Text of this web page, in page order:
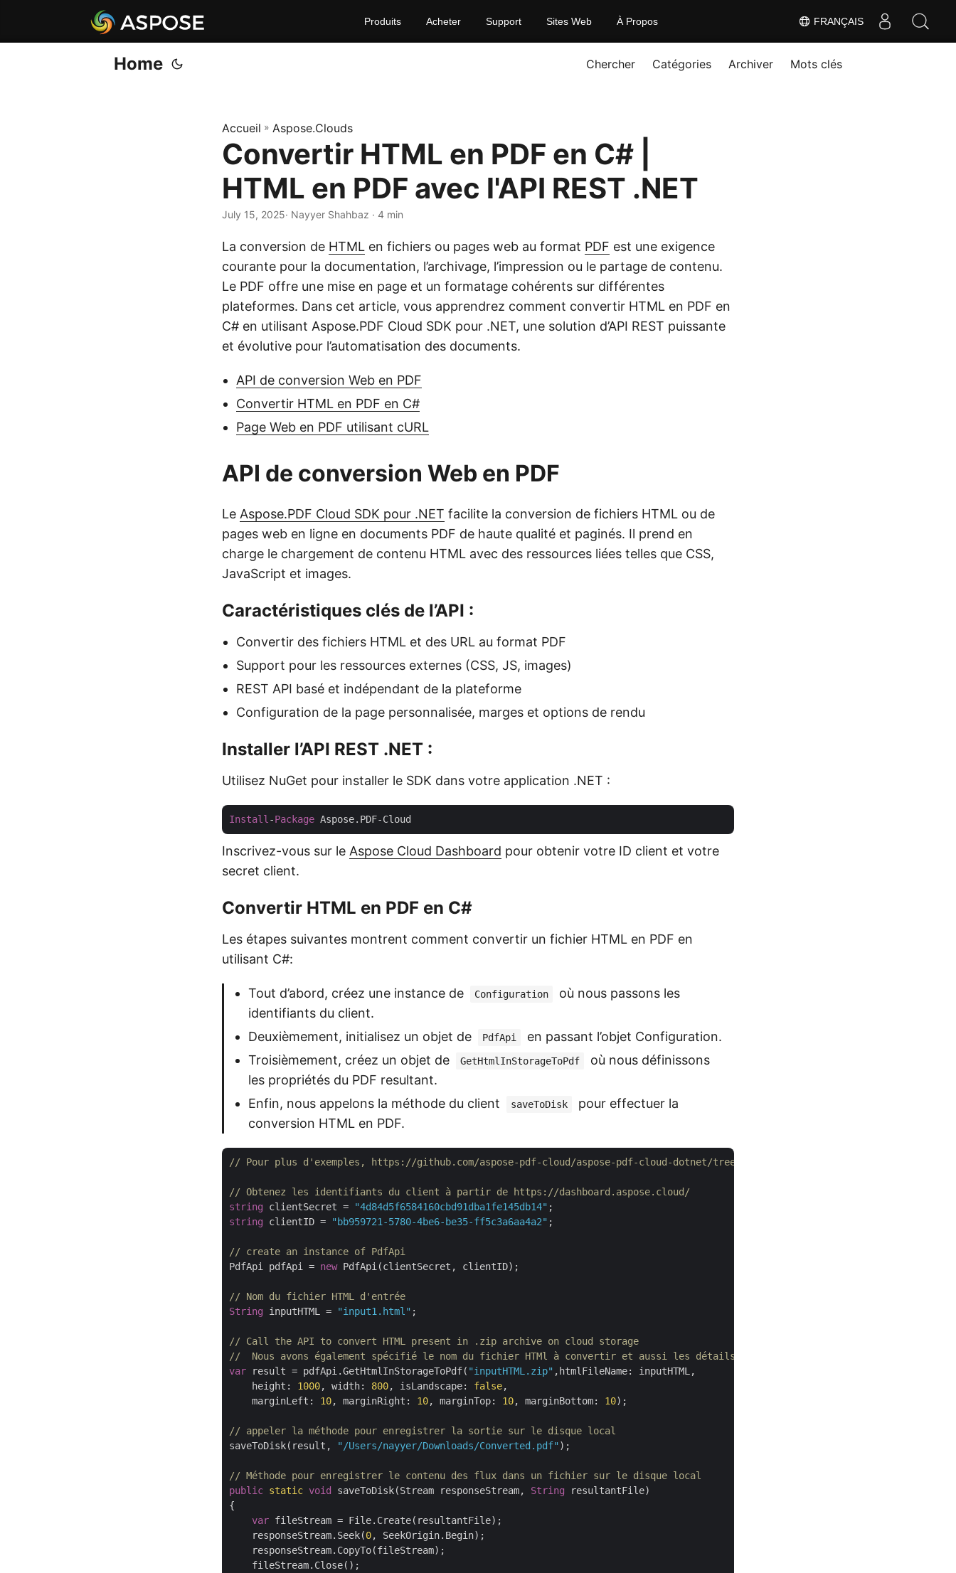
FRANÇAIS
Produits Acheter Support Sites Web À Propos
Home Chercher Catégories Archiver Mots clés
Accueil » Aspose.Clouds
Convertir HTML en PDF en C# |
HTML en PDF avec l'API REST .NET
July 15, 2025· Nayyer Shahbaz · 4 min
La conversion de HTML en fichiers ou pages web au format PDF est une exigence
courante pour la documentation, l’archivage, l’impression ou le partage de contenu.
Le PDF offre une mise en page et un formatage cohérents sur différentes
plateformes. Dans cet article, vous apprendrez comment convertir HTML en PDF en
C# en utilisant Aspose.PDF Cloud SDK pour .NET, une solution d’API REST puissante
et évolutive pour l’automatisation des documents.
API de conversion Web en PDF
Convertir HTML en PDF en C#
Page Web en PDF utilisant cURL
API de conversion Web en PDF
Le Aspose.PDF Cloud SDK pour .NET facilite la conversion de fichiers HTML ou de
pages web en ligne en documents PDF de haute qualité et paginés. Il prend en
charge le chargement de contenu HTML avec des ressources liées telles que CSS,
JavaScript et images.
Caractéristiques clés de l’API :
Convertir des fichiers HTML et des URL au format PDF
Support pour les ressources externes (CSS, JS, images)
REST API basé et indépendant de la plateforme
Configuration de la page personnalisée, marges et options de rendu
Installer l’API REST .NET :
Utilisez NuGet pour installer le SDK dans votre application .NET :
Install -Package
Inscrivez-vous sur le Aspose Cloud Dashboard pour obtenir votre ID client et votre
secret client.
Convertir HTML en PDF en C#
Les étapes suivantes montrent comment convertir un fichier HTML en PDF en
utilisant C#:
Tout d’abord, créez une instance de Configuration
où nous passons les
identifiants du client.
Deuxièmement, initialisez un objet de
PdfApi
en passant l’objet Configuration.
Troisièmement, créez un objet de
GetHtmlInStorageToPdf
où nous définissons
les propriétés du PDF resultant.
Enfin, nous appelons la méthode du client
saveToDisk
pour effectuer la
conversion HTML en PDF.
// Pour plus d'exemples, https://github.com/aspose-pdf-cloud/aspose-pdf-cloud-dotnet/tree/master/Examples
// Obtenez les identifiants du client à partir de https://dashboard.aspose.cloud/
string clientSecret = "4d84d5f6584160cbd91dba1fe145db14"
string clientID = "bb959721-5780-4be6-be35-ff5c3a6aa4a2" ;
// create an instance of PdfApi
PdfApi pdfApi = new PdfApi(clientSecret, clientID);
// Nom du fichier HTML d'entrée
String inputHTML = "input1.html" ;
// Call the API to convert HTML present in .zip archive on cloud storage
//  Nous avons également spécifié le nom du fichier HTMl à convertir et aussi les détails de la marge.
var result = pdfApi.GetHtmlInStorageToPdf( "inputHTML.zip" ,htmlFileName: inputHTML,
    height:
1000, width: 800, isLandscape: false,
    marginLeft:
10, marginRight: 10, marginTop: 10, marginBottom: 10);
// appeler la méthode pour enregistrer la sortie sur le disque local
saveToDisk(result,
"/Users/nayyer/Downloads/Converted.pdf" );
// Méthode pour enregistrer le contenu des flux dans un fichier sur le disque local
public static void saveToDisk(Stream responseStream, String resultantFile)
{
var fileStream = File.Create(resultantFile);
    responseStream.Seek(
0, SeekOrigin.Begin);
    responseStream.CopyTo(fileStream);
    fileStream.Close();